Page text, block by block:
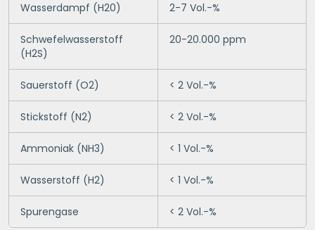
Wasserdampf (H20) 2-7 Vol.-%
Schwefelwasserstoff
(H2S)
20-20.000 ppm
Sauerstoff (O2) < 2 Vol.-%
Stickstoff (N2) < 2 Vol.-%
Ammoniak (NH3) < 1 Vol.-%
Wasserstoff (H2) < 1 Vol.-%
Spurengase < 2 Vol.-%